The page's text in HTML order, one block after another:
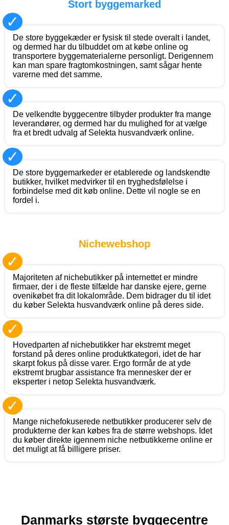
Stort byggemarked
✓
De store byggekæder er fysisk til stede overalt i landet,
og dermed har du tilbuddet om at købe online og
transportere byggematerialerne personligt. Derigennem
kan man spare fragtomkostningen, samt sågar hente
varerne med det samme.
✓
De velkendte byggecentre tilbyder produkter fra mange
leverandører, og dermed har du mulighed for at vælge
fra et bredt udvalg af Selekta husvandværk online.
✓
De store byggemarkeder er etablerede og landskendte
butikker, hvilket medvirker til en tryghedsfølelse i
forbindelse med dit køb online. Dette vil nogle se en
fordel i.
Nichewebshop
✓
Majoriteten af nichebutikker på internettet er mindre
firmaer, der i de fleste tilfælde har danske ejere, gerne
ovenikøbet fra dit lokalområde. Dem bidrager du til idet
du køber Selekta husvandværk online på deres side.
✓
Hovedparten af nichebutikker har ekstremt meget
forstand på deres online produktkategori, idet de har
skarpt fokus på disse varer. Ergo formår de at yde
ekstremt brugbar assistance fra mennesker der er
eksperter i netop Selekta husvandværk.
✓
Mange nichefokuserede netbutikker producerer selv de
produkterne der kan købes fra de større webshops. Idet
du køber direkte igennem niche netbutikkerne online er
det muligt at få billigere priser.
Danmarks største byggecentre